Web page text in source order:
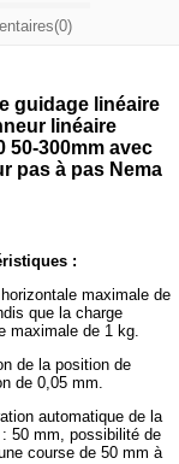
guidage linéaire
linéaire
50-300mm avec
pas à pas Nema
:
maximale de
que la charge
maximale de 1 kg.
de la position de
de 0,05 mm.
automatique de la
50 mm, possibilité de
course de 50 mm à